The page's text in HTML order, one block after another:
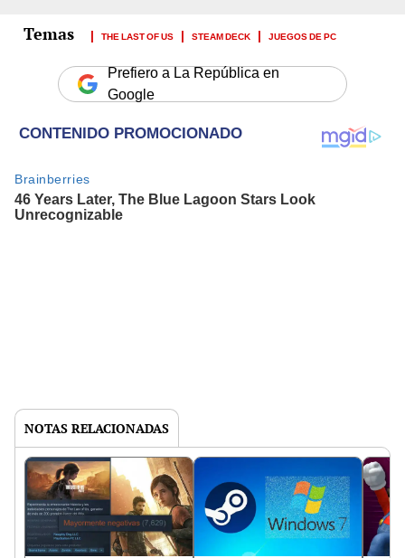
THE LAST OF US STEAM DECK JUEGOS DE PC
Prefiero a La República en
Google
NOTAS RELACIONADAS